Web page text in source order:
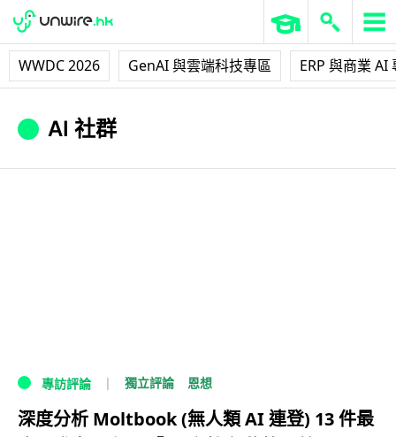
WWDC 2026 GenAI 與雲端科技專區 ERP 與商業 AI
AI 社群
專訪評論 獨立評論 恩想
深度分析 Moltbook (無人類 AI 連登) 13 件最